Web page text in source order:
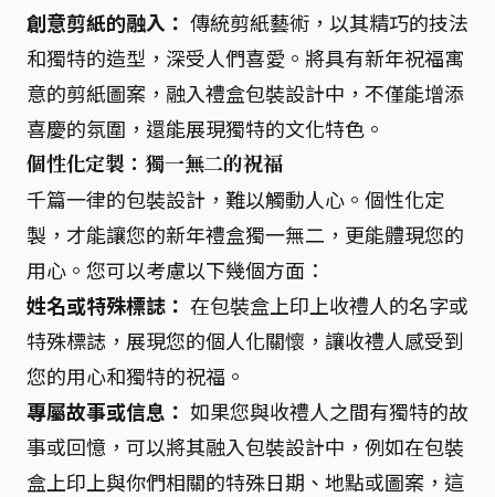
創意剪紙的融入： 傳統剪紙藝術，以其精巧的技法
和獨特的造型，深受人們喜愛。將具有新年祝福寓
意的剪紙圖案，融入禮盒包裝設計中，不僅能增添
喜慶的氛圍，還能展現獨特的文化特色。
個性化定製：獨一無二的祝福
千篇一律的包裝設計，難以觸動人心。個性化定
製，才能讓您的新年禮盒獨一無二，更能體現您的
用心。您可以考慮以下幾個方面：
姓名或特殊標誌： 在包裝盒上印上收禮人的名字或
特殊標誌，展現您的個人化關懷，讓收禮人感受到
您的用心和獨特的祝福。
專屬故事或信息： 如果您與收禮人之間有獨特的故
事或回憶，可以將其融入包裝設計中，例如在包裝
盒上印上與你們相關的特殊日期、地點或圖案，這